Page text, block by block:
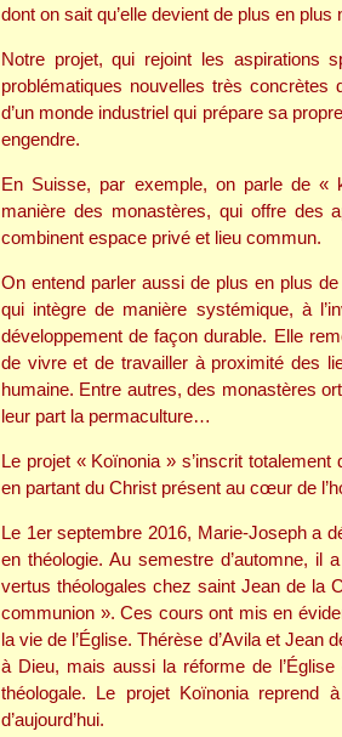
dont on sait qu’elle devient de plus en plus
Notre projet, qui rejoint les aspirations
problématiques nouvelles très
d’un monde industriel qui prépare sa
engendre.
En Suisse, par exemple, on parle de «
manière des monastères, qui offre des
combinent espace privé et lieu commun.
On entend parler aussi de plus en plus
qui intègre de manière systémique, à
développement de façon durable. Elle
de vivre et de travailler à proximité des
humaine. Entre autres, des monastères
leur part la permaculture…
Le projet « Koïnonia » s’inscrit
en partant du Christ présent au cœur de
Le 1er septembre 2016, Marie-Joseph a
en théologie. Au semestre d’automne, il
vertus théologales chez saint Jean de la
communion ». Ces cours ont mis en
la vie de l’Église. Thérèse d’Avila et Jean
à Dieu, mais aussi la réforme de
théologale. Le projet Koïnonia reprend
d’aujourd’hui.